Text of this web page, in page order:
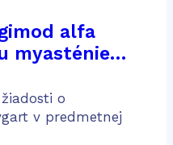
alfa
myasténie
o
v predmetnej